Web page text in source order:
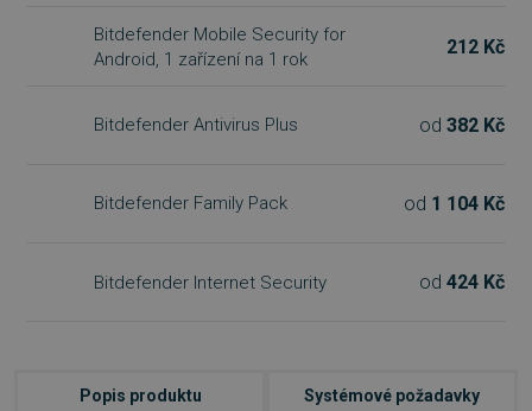
Bitdefender Mobile Security for
Android, 1 zařízení na 1 rok
212 Kč
Bitdefender Antivirus Plus od 382 Kč
Bitdefender Family Pack od 1 104 Kč
Bitdefender Internet Security od 424 Kč
Popis produktu Systémové požadavky